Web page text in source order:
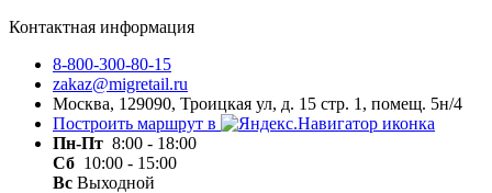
Контактная информация
8-800-300-80-15
zakaz@migretail.ru
Москва, 129090, Троицкая ул, д. 15 стр. 1, помещ. 5н/4
Построить маршрут в
Пн-Пт 8:00 - 18:00
Сб 10:00 - 15:00
Вс Выходной